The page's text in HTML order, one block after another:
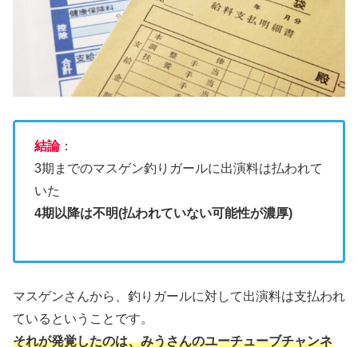
結論：
3期までのマスゲン釣りガールに出演料は払われて
いた
4期以降は不明(払われていない可能性が濃厚)
マスゲンさんから、釣りガールに対して出演料は支払われ
ているということです。
それが発覚したのは、みうさんのユーチューブチャンネ